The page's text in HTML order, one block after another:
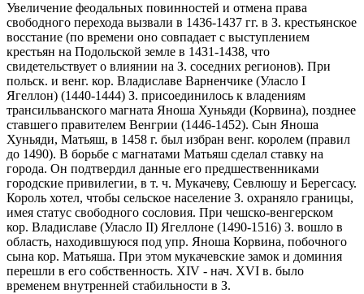
Увеличение феодальных повинностей и отмена права
свободного перехода вызвали в 1436-1437 гг. в З. крестьянское
восстание (по времени оно совпадает с выступлением
крестьян на Подольской земле в 1431-1438, что
свидетельствует о влиянии на З. соседних регионов). При
польск. и венг. кор. Владиславе Варненчике (Уласло I
Ягеллон) (1440-1444) З. присоединилось к владениям
трансильванского магната Яноша Хуньяди (Корвина), позднее
ставшего правителем Венгрии (1446-1452). Сын Яноша
Хуньяди, Матьяш, в 1458 г. был избран венг. королем (правил
до 1490). В борьбе с магнатами Матьяш сделал ставку на
города. Он подтвердил данные его предшественниками
городские привилегии, в т. ч. Мукачеву, Севлюшу и Берегсасу.
Король хотел, чтобы сельское население З. охраняло границы,
имея статус свободного сословия. При чешско-венгерском
кор. Владиславе (Уласло II) Ягеллоне (1490-1516) З. вошло в
область, находившуюся под упр. Яноша Корвина, побочного
сына кор. Матьяша. При этом мукачевские замок и доминия
перешли в его собственность. XIV - нач. XVI в. было
временем внутренней стабильности в З.